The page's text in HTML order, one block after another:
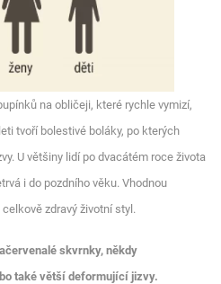
na obličeji, které rychle vymizí,
tvoří bolestivé boláky, po kterých
U většiny lidí po dvacátém roce života
i do pozdního věku. Vhodnou
zdravý životní styl.
skvrnky, někdy
také větší deformující jizvy.